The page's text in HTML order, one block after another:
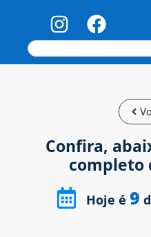
Confira,
completo
Hoje é 9